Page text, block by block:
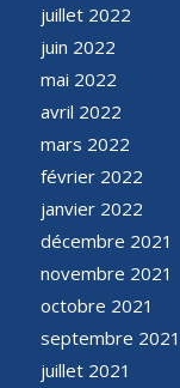
juillet 2022
juin 2022
mai 2022
avril 2022
mars 2022
février 2022
janvier 2022
décembre 2021
novembre 2021
octobre 2021
septembre 2021
juillet 2021